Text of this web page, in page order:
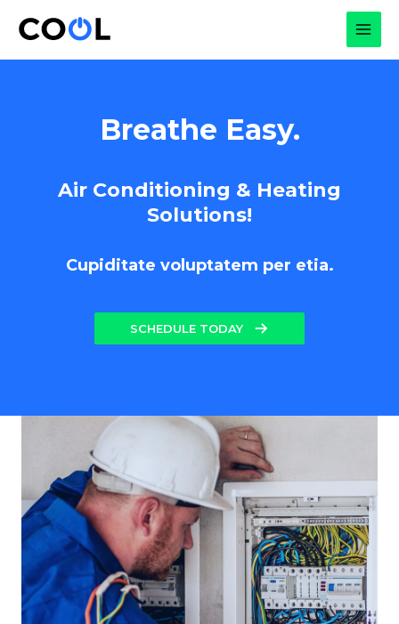
Breathe Easy.
Air Conditioning & Heating
Solutions!
Cupiditate voluptatem per etia.
SCHEDULE TODAY